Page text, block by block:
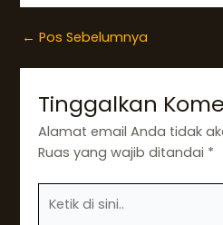
← Pos Sebelumnya
Tinggalkan
Alamat email Anda tidak
Ruas yang wajib ditandai *